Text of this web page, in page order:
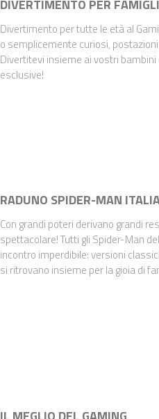
o semplicemente curiosi,
Divertitevi insieme ai vostri bambini
esclusive!
spettacolare! Tutti gli Spider-Man
incontro imperdibile: versioni
si ritrovano insieme per la gioia di